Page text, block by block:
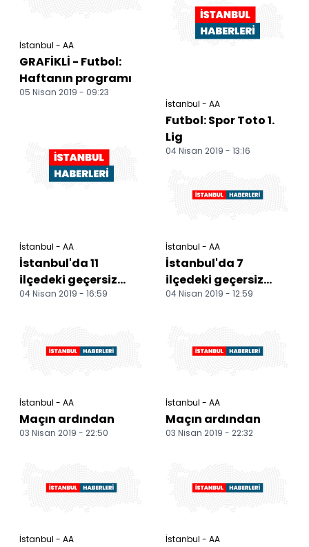
İstanbul - AA
GRAFİKLİ - Futbol:
Haftanın programı
05 Nisan 2019 - 09:23
İstanbul - AA
İstanbul'da 11
ilçedeki geçersiz
oyların sayımı
04 Nisan 2019 - 16:59
İstanbul - AA
Futbol: Spor Toto 1.
Lig
04 Nisan 2019 - 13:16
İstanbul - AA
İstanbul'da 7
ilçedeki geçersiz
oyların sayımı
04 Nisan 2019 - 12:59
İstanbul - AA
Maçın ardından
03 Nisan 2019 - 22:50
İstanbul - AA
Maçın ardından
03 Nisan 2019 - 22:32
İstanbul - AA İstanbul - AA